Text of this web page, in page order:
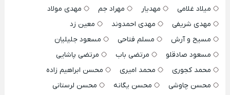
میلاد غلامی
مهدیار مهراد جم
مهدی مولاد
مهدی شریفی
مهدی احمدوند
معین زد
مسیح و آرش
مسلم فتاحی
مسعود جلیلیان
مسعود صادقلو
مرتضی باب
مرتضی پاشایی
محمد کجوری
محمد امیری
محسن ابراهیم زاده
محسن چاوشی
محسن یگانه
محسن لرستانی